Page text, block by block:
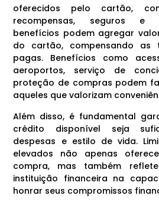
oferecidos pelo cartão,
recompensas, seguros e
benefícios podem agregar
do cartão, compensando as
pagas. Benefícios como
aeroportos, serviço de
proteção de compras podem
aqueles que valorizam
Além disso, é fundamental
crédito disponível seja
despesas e estilo de vida.
elevados não apenas
compra, mas também
instituição financeira na
honrar seus compromissos